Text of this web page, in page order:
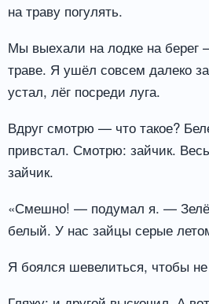
на траву погулять.
Мы выехали на лодке на берег
траве. Я ушёл совсем далеко
устал, лёг посреди луга.
Вдруг смотрю — что такое?
привстал. Смотрю: зайчик.
зайчик.
«Смешно! — подумал я. —
белый. У нас зайцы серые
Я боялся шевелиться, чтобы не